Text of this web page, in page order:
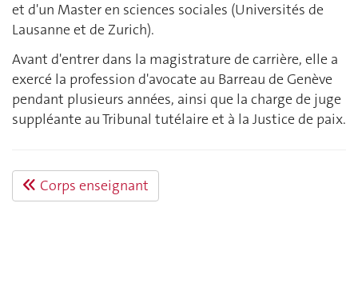
et d'un Master en sciences sociales (Universités de
Lausanne et de Zurich).
Avant d'entrer dans la magistrature de carrière, elle a
exercé la profession d'avocate au Barreau de Genève
pendant plusieurs années, ainsi que la charge de juge
suppléante au Tribunal tutélaire et à la Justice de paix.
Corps enseignant